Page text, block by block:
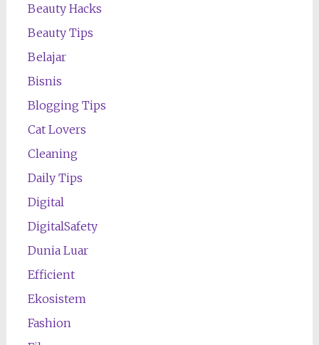
Beauty Hacks
Beauty Tips
Belajar
Bisnis
Blogging Tips
Cat Lovers
Cleaning
Daily Tips
Digital
DigitalSafety
Dunia Luar
Efficient
Ekosistem
Fashion